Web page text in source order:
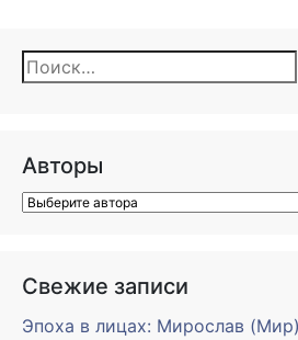
Найти:
Авторы
Свежие записи
Эпоха в лицах: Мирослав